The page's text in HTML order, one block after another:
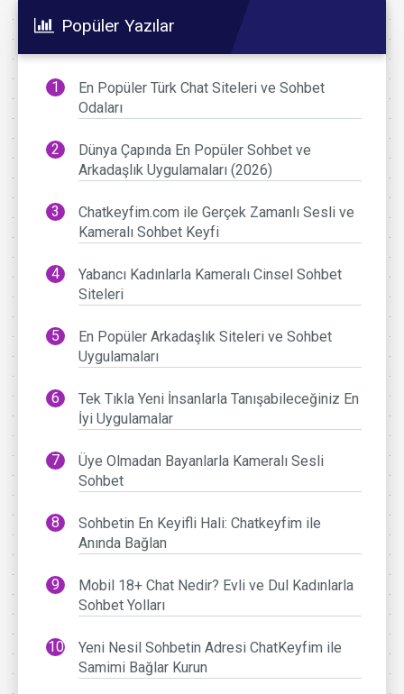
Popüler Yazılar
En Popüler Türk Chat Siteleri ve Sohbet
Odaları
Dünya Çapında En Popüler Sohbet ve
Arkadaşlık Uygulamaları (2026)
Chatkeyfim.com ile Gerçek Zamanlı Sesli ve
Kameralı Sohbet Keyfi
Yabancı Kadınlarla Kameralı Cinsel Sohbet
Siteleri
En Popüler Arkadaşlık Siteleri ve Sohbet
Uygulamaları
Tek Tıkla Yeni İnsanlarla Tanışabileceğiniz En
İyi Uygulamalar
Üye Olmadan Bayanlarla Kameralı Sesli
Sohbet
Sohbetin En Keyifli Hali: Chatkeyfim ile
Anında Bağlan
Mobil 18+ Chat Nedir? Evli ve Dul Kadınlarla
Sohbet Yolları
Yeni Nesil Sohbetin Adresi ChatKeyfim ile
Samimi Bağlar Kurun